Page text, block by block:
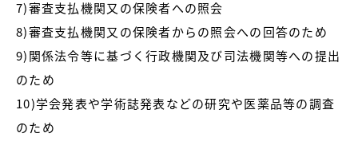
7)審査支払機関又の保険者への照会
8)審査支払機関又の保険者からの照会への回答のため
9)関係法令等に基づく行政機関及び司法機関等への提出
のため
10)学会発表や学術誌発表などの研究や医薬品等の調査
のため